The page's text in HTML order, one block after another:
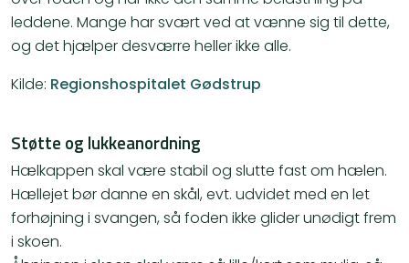
leddene. Mange har svært ved at vænne sig til dette,
og det hjælper desværre heller ikke alle.
Kilde: Regionshospitalet Gødstrup
Støtte og lukkeanordning
Hælkappen skal være stabil og slutte fast om hælen.
Hællejet bør danne en skål, evt. udvidet med en let
forhøjning i svangen, så foden ikke glider unødigt frem
i skoen.